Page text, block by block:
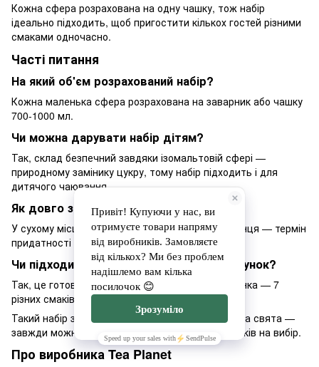
Кожна сфера розрахована на одну чашку, тож набір
ідеально підходить, щоб пригостити кількох гостей різними
смаками одночасно.
Часті питання
На який об'єм розрахований набір?
Кожна маленька сфера розрахована на заварник або чашку
700-1000 мл.
Чи можна дарувати набір дітям?
Так, склад безпечний завдяки ізомальтовій сфері —
природному замінику цукру, тому набір підходить і для
дитячого чаювання.
Як довго зберігається набір?
У сухому місці, подалі від вологи та прямого сонця — термін
придатності вказаний на упаковці.
Чи підходить набір як новорічний подарунок?
Так, це готове рішення для новорічного подарунка — 7
різних смаків в одній коробці.
Такий набір зручно тримати вдома для гостей на свята —
завжди можна запропонувати кілька різних смаків на вибір.
Про виробника Tea Planet